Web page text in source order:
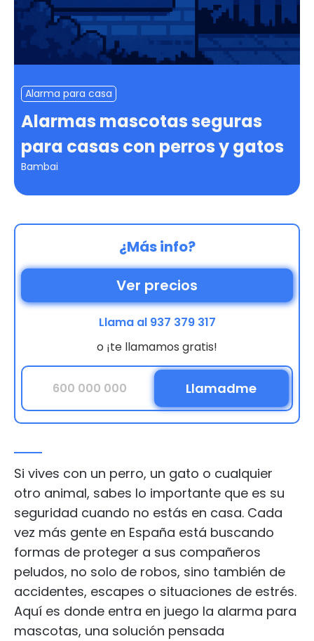
Alarma para casa
Alarmas mascotas seguras
para casas con perros y gatos
Bambai
¿Más info?
Ver precios
Llama al 937 379 317
o ¡te llamamos gratis!
Si vives con un perro, un gato o cualquier
otro animal, sabes lo importante que es su
seguridad cuando no estás en casa. Cada
vez más gente en España está buscando
formas de proteger a sus compañeros
peludos, no solo de robos, sino también de
accidentes, escapes o situaciones de estrés.
Aquí es donde entra en juego la alarma para
mascotas, una solución pensada